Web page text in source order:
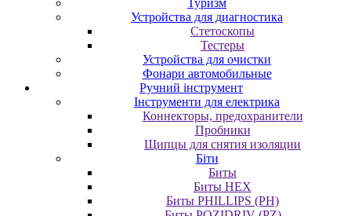
Туризм
Устройства для диагностика
Стетоскопы
Тестеры
Устройства для очистки
Фонари автомобильные
Ручний інструмент
Інструменти для електрика
Коннекторы, предохранители
Пробники
Щипцы для снятия изоляции
Біти
Биты
Биты HEX
Биты PHILLIPS (PH)